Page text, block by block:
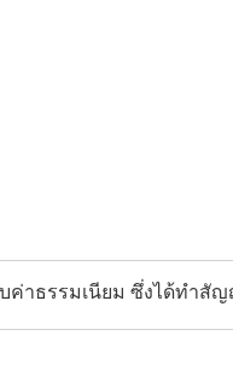
าธรรมเนียม ซึ่งได้ทำสั